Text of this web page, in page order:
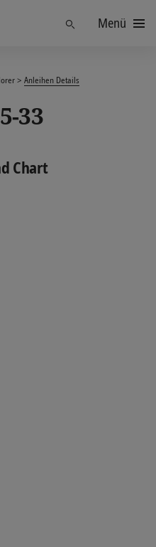
FindenMenü
Anleihen Details
33
Chart